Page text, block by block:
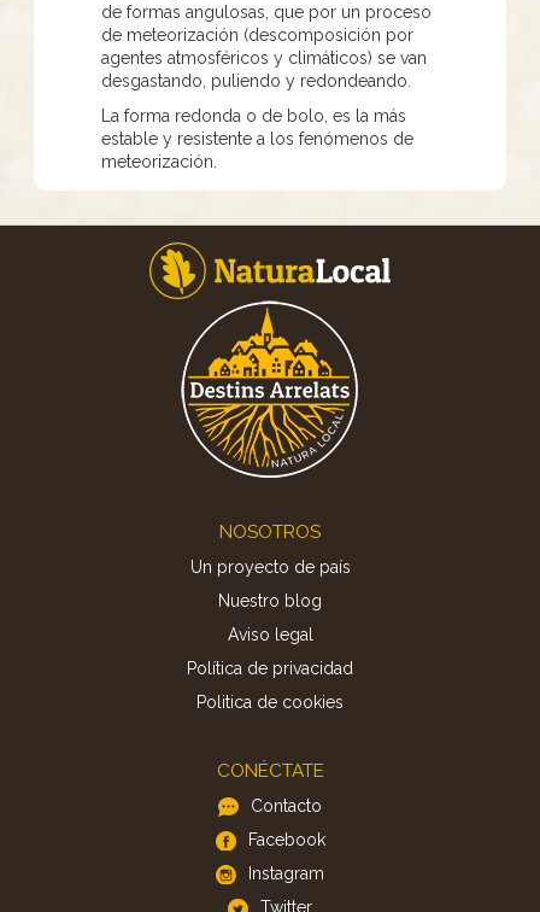
de formas angulosas, que por un proceso
de meteorización (descomposición por
agentes atmosféricos y climáticos) se van
desgastando, puliendo y redondeando.
La forma redonda o de bolo, es la más
estable y resistente a los fenómenos de
meteorización.
NOSOTROS
Un proyecto de país
Nuestro blog
Aviso legal
Política de privacidad
Politica de cookies
CONÉCTATE
Contacto
Facebook
Instagram
Twitter